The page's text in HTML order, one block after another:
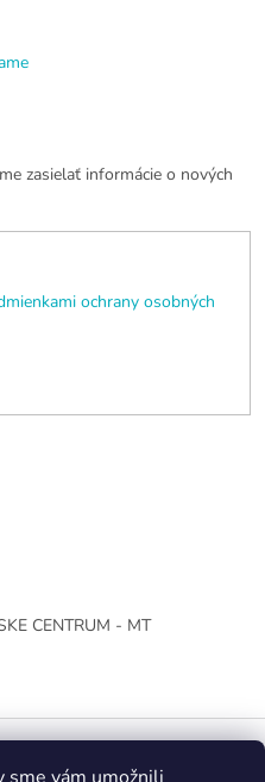
zasielať informácie o nových
ochrany osobných
CENTRUM - MT
Shoptet